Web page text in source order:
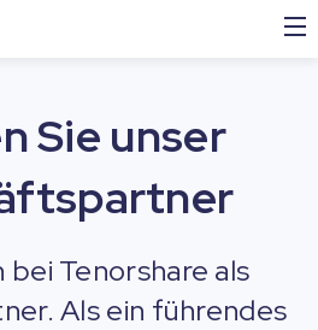
Sie unser
bei Tenorshare als
Als ein führendes